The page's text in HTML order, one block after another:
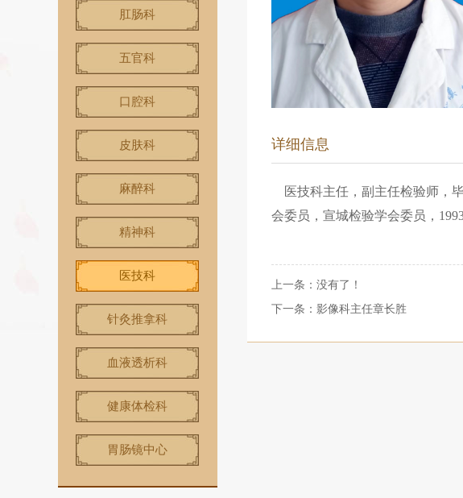
肛肠科
五官科
口腔科
皮肤科
麻醉科
精神科
医技科
针灸推拿科
血液透析科
健康体检科
胃肠镜中心
详细信息
医技科主任，副主任检验师，
会委员，宣城检验学会委员，
上一条：没有了！
下一条： 影像科主任章长胜